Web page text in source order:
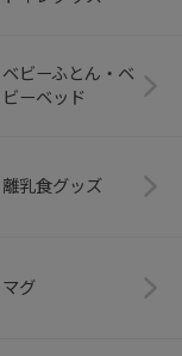
ベビーふとん・ベ
ビーベッド
離乳食グッズ
マグ